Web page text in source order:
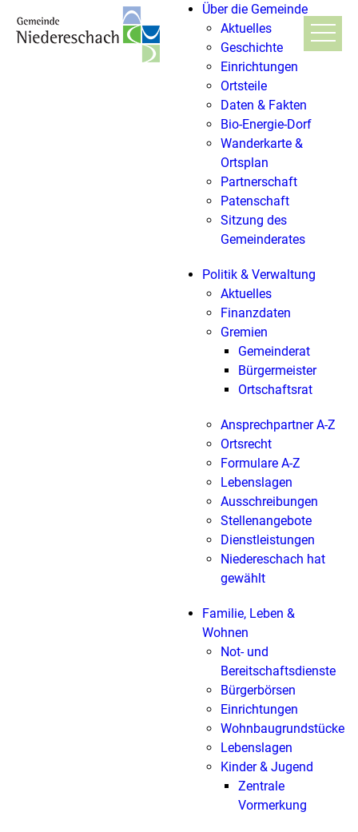
Über die Gemeinde
Aktuelles
Geschichte
Einrichtungen
Ortsteile
Daten & Fakten
Bio-Energie-Dorf
Wanderkarte &
Ortsplan
Partnerschaft
Patenschaft
Sitzung des
Gemeinderates
Politik & Verwaltung
Aktuelles
Finanzdaten
Gremien
Gemeinderat
Bürgermeister
Ortschaftsrat
Ansprechpartner A-Z
Ortsrecht
Formulare A-Z
Lebenslagen
Ausschreibungen
Stellenangebote
Dienstleistungen
Niedereschach hat
gewählt
Familie, Leben &
Wohnen
Not- und
Bereitschaftsdienste
Bürgerbörsen
Einrichtungen
Wohnbaugrundstücke
Lebenslagen
Kinder & Jugend
Zentrale
Vormerkung